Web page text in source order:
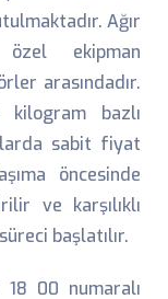
Ağır
ekipman
arasındadır.
bazlı
sabit fiyat
öncesinde
ve karşılıklı
başlatılır.
00 numaralı